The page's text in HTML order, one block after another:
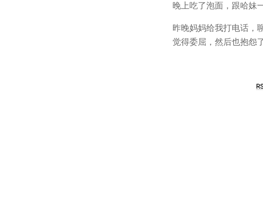
晚上吃了泡面，跟哈妹
昨晚妈妈给我打电话，
觉得委屈，然后也抱怨